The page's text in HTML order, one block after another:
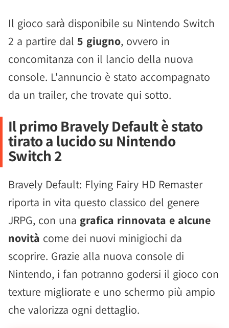
Il gioco sarà disponibile su Nintendo Switch
2 a partire dal 5 giugno, ovvero in
concomitanza con il lancio della nuova
console. L'annuncio è stato accompagnato
da un trailer, che trovate qui sotto.
Il primo Bravely Default è stato
tirato a lucido su Nintendo
Switch 2
Bravely Default: Flying Fairy HD Remaster
riporta in vita questo classico del genere
JRPG, con una grafica rinnovata e alcune
novità come dei nuovi minigiochi da
scoprire. Grazie alla nuova console di
Nintendo, i fan potranno godersi il gioco con
texture migliorate e uno schermo più ampio
che valorizza ogni dettaglio.